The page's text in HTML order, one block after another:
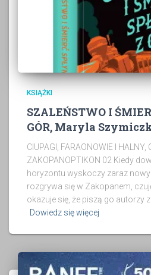
KSIĄŻKI
SZALEŃSTWO I
GÓR, Maryla
CIUPAGI, FARAONOWIE I HALNY,
ZAKOPANOPTIKON 02 Kiedy
horyzontu wyskoczy zaraz
rozgrywa się w Zakopanem,
okazuje się, że piszą go autorzy
Dowiedz się więcej